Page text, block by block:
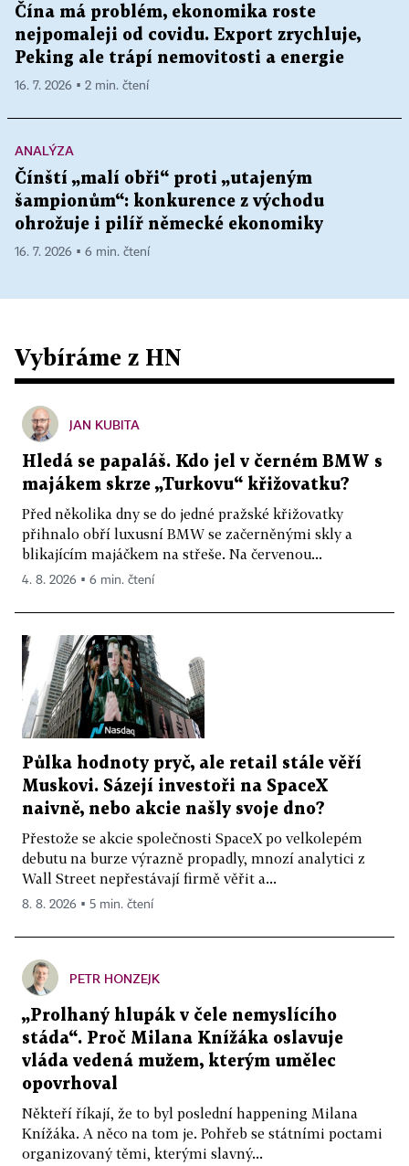
Čína má problém, ekonomika roste
nejpomaleji od covidu. Export zrychluje,
Peking ale trápí nemovitosti a energie
16. 7. 2026 ▪ 2 min. čtení
ANALÝZA
Čínští „malí obři“ proti „utajeným
šampionům“: konkurence z východu
ohrožuje i pilíř německé ekonomiky
16. 7. 2026 ▪ 6 min. čtení
Vybíráme z HN
JAN KUBITA
Hledá se papaláš. Kdo jel v černém BMW s
majákem skrze „Turkovu“ křižovatku?
Před několika dny se do jedné pražské křižovatky
přihnalo obří luxusní BMW se začerněnými skly a
blikajícím majáčkem na střeše. Na červenou...
4. 8. 2026 ▪ 6 min. čtení
Půlka hodnoty pryč, ale retail stále věří
Muskovi. Sázejí investoři na SpaceX
naivně, nebo akcie našly svoje dno?
Přestože se akcie společnosti SpaceX po velkolepém
debutu na burze výrazně propadly, mnozí analytici z
Wall Street nepřestávají firmě věřit a...
8. 8. 2026 ▪ 5 min. čtení
PETR HONZEJK
„Prolhaný hlupák v čele nemyslícího
stáda“. Proč Milana Knížáka oslavuje
vláda vedená mužem, kterým umělec
opovrhoval
Někteří říkají, že to byl poslední happening Milana
Knížáka. A něco na tom je. Pohřeb se státními poctami
organizovaný těmi, kterými slavný...